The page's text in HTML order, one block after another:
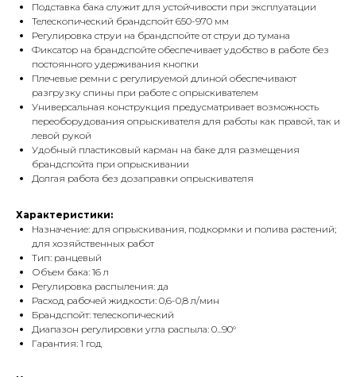
Подставка бака служит для устойчивости при эксплуатации
Телескопический брандспойт 650-970 мм
Регулировка струи на брандспойте от струи до тумана
Фиксатор на брандспойте обеспечивает удобство в работе без
постоянного удерживания кнопки
Плечевые ремни с регулируемой длиной обеспечивают
разгрузку спины при работе с опрыскивателем
Универсальная конструкция предусматривает возможность
переоборудования опрыскивателя для работы как правой, так и
левой рукой
Удобный пластиковый карман на баке для размещения
брандспойта при опрыскивании
Долгая работа без дозаправки опрыскивателя
Характеристики:
Назначение: для опрыскивания, подкормки и полива растений;
для хозяйственных работ
Тип: ранцевый
Объем бака: 16 л
Регулировка распыления: да
Расход рабочей жидкости: 0,6-0,8 л/мин
Брандспойт: телескопический
Диапазон регулировки угла распыла: 0...90°
Гарантия: 1 год